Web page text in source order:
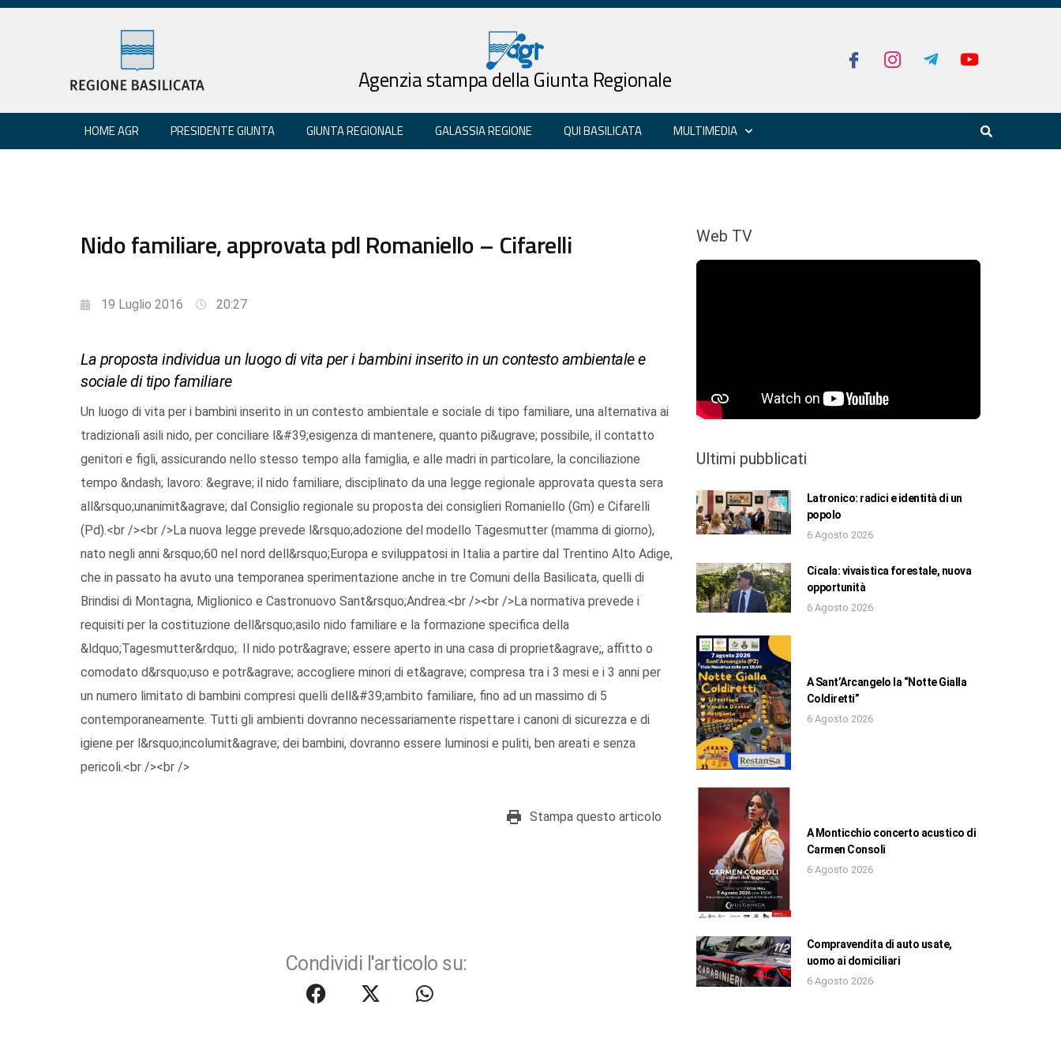
Agenzia stampa della Giunta Regionale
HOME AGR PRESIDENTE GIUNTA GIUNTA REGIONALE GALASSIA REGIONE QUI BASILICATA MULTIMEDIA
Nido familiare, approvata pdl Romaniello – Cifarelli
19 Luglio 2016 20:27
La proposta individua un luogo di vita per i bambini inserito in un contesto ambientale e
sociale di tipo familiare
Un luogo di vita per i bambini inserito in un contesto ambientale e sociale di tipo familiare, una alternativa ai
tradizionali asili nido, per conciliare l&#39;esigenza di mantenere, quanto pi&ugrave; possibile, il contatto
genitori e figli, assicurando nello stesso tempo alla famiglia, e alle madri in particolare, la conciliazione
tempo &ndash; lavoro: &egrave; il nido familiare, disciplinato da una legge regionale approvata questa sera
all&rsquo;unanimit&agrave; dal Consiglio regionale su proposta dei consiglieri Romaniello (Gm) e Cifarelli
(Pd).<br /><br />La nuova legge prevede l&rsquo;adozione del modello Tagesmutter (mamma di giorno),
nato negli anni &rsquo;60 nel nord dell&rsquo;Europa e sviluppatosi in Italia a partire dal Trentino Alto Adige,
che in passato ha avuto una temporanea sperimentazione anche in tre Comuni della Basilicata, quelli di
Brindisi di Montagna, Miglionico e Castronuovo Sant&rsquo;Andrea.<br /><br />La normativa prevede i
requisiti per la costituzione dell&rsquo;asilo nido familiare e la formazione specifica della
&ldquo;Tagesmutter&rdquo;. Il nido potr&agrave; essere aperto in una casa di propriet&agrave;, affitto o
comodato d&rsquo;uso e potr&agrave; accogliere minori di et&agrave; compresa tra i 3 mesi e i 3 anni per
un numero limitato di bambini compresi quelli dell&#39;ambito familiare, fino ad un massimo di 5
contemporaneamente. Tutti gli ambienti dovranno necessariamente rispettare i canoni di sicurezza e di
igiene per l&rsquo;incolumit&agrave; dei bambini, dovranno essere luminosi e puliti, ben areati e senza
pericoli.<br /><br />
Stampa questo articolo
Condividi l'articolo su:
Web TV
Ultimi pubblicati
Latronico: radici e identità di un
popolo
6 Agosto 2026
Cicala: vivaistica forestale, nuova
opportunità
6 Agosto 2026
A Sant’Arcangelo la “Notte Gialla
Coldiretti”
6 Agosto 2026
A Monticchio concerto acustico di
Carmen Consoli
6 Agosto 2026
Compravendita di auto usate,
uomo ai domiciliari
6 Agosto 2026